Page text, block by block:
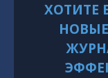
ХОТИТЕ